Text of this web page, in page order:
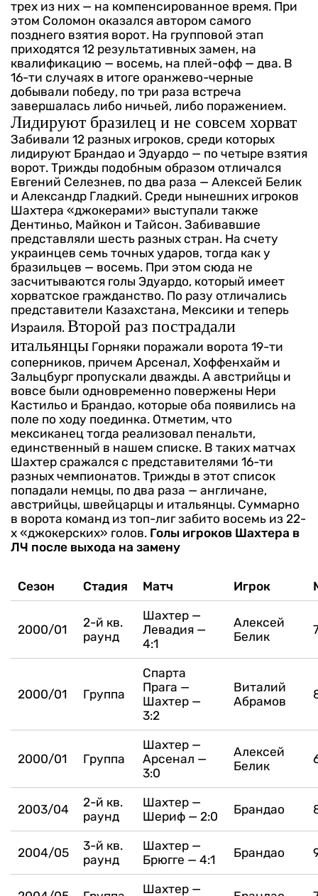
трех из них — на компенсированное время. При
этом Соломон оказался автором самого
позднего взятия ворот. На групповой этап
приходятся 12 результативных замен, на
квалификацию — восемь, на плей-офф — два. В
16-ти случаях в итоге оранжево-черные
добывали победу, по три раза встреча
завершалась либо ничьей, либо поражением.
Лидируют бразилец и не совсем хорват
Забивали 12 разных игроков, среди которых
лидируют Брандао и Эдуардо — по четыре взятия
ворот. Трижды подобным образом отличался
Евгений Селезнев, по два раза — Алексей Белик
и Александр Гладкий. Среди нынешних игроков
Шахтера «джокерами» выступали также
Дентиньо, Майкон и Тайсон. Забивавшие
представляли шесть разных стран. На счету
украинцев семь точных ударов, тогда как у
бразильцев — восемь. При этом сюда не
засчитываются голы Эдуардо, который имеет
хорватское гражданство. По разу отличались
представители Казахстана, Мексики и теперь
Израиля. Второй раз пострадали
итальянцы Горняки поражали ворота 19-ти
соперников, причем Арсенал, Хоффенхайм и
Зальцбург пропускали дважды. А австрийцы и
вовсе были одновременно повержены Нери
Кастильо и Брандао, которые оба появились на
поле по ходу поединка. Отметим, что
мексиканец тогда реализовал пенальти,
единственный в нашем списке. В таких матчах
Шахтер сражался с представителями 16-ти
разных чемпионатов. Трижды в этот список
попадали немцы, по два раза — англичане,
австрийцы, швейцарцы и итальянцы. Суммарно
в ворота команд из топ-лиг забито восемь из 22-
х «джокерских» голов. Голы игроков Шахтера в
ЛЧ после выхода на замену
Сезон Стадия Матч Игрок
2000/01
2-й кв.
раунд
Шахтер —
Левадия —
4:1
Алексей
Белик
2000/01 Группа
Спарта
Прага —
Шахтер —
3:2
Виталий
Абрамов
2000/01 Группа
Шахтер —
Арсенал —
3:0
Алексей
Белик
2003/04
2-й кв.
раунд
Шахтер —
Шериф — 2:0
Брандао
2004/05
3-й кв.
раунд
Шахтер —
Брюгге — 4:1
Брандао
Шахтер —